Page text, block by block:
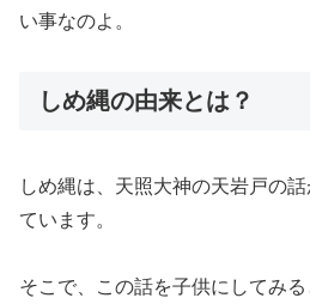
い事なのよ。
しめ縄の由来とは？
しめ縄は、天照大神の天岩戸の
ています。
そこで、この話を子供にしてみ